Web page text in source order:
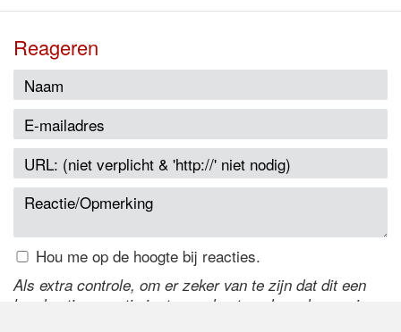
Reageren
Hou me op de hoogte bij reacties.
Als extra controle, om er zeker van te zijn dat dit een
handmatige reactie is, typ onderstaande code over in